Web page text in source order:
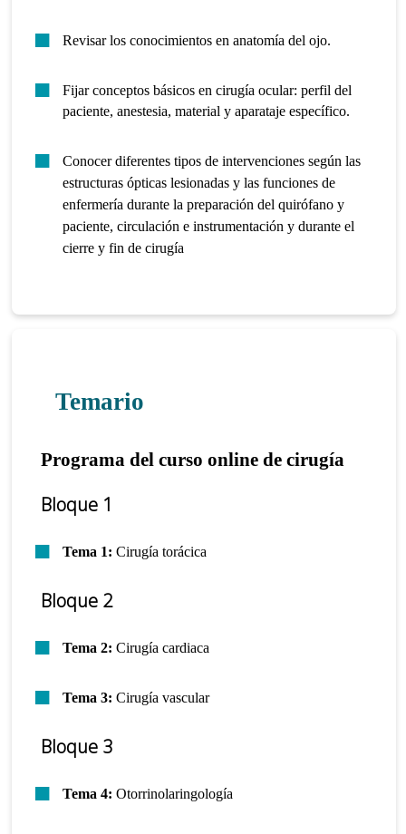
Revisar los conocimientos en anatomía del ojo.
Fijar conceptos básicos en cirugía ocular: perfil del
paciente, anestesia, material y aparataje específico.
Conocer diferentes tipos de intervenciones según las
estructuras ópticas lesionadas y las funciones de
enfermería durante la preparación del quirófano y
paciente, circulación e instrumentación y durante el
cierre y fin de cirugía
Temario
Programa del curso online de cirugía
Bloque 1
Tema 1: Cirugía torácica
Bloque 2
Tema 2: Cirugía cardiaca
Tema 3: Cirugía vascular
Bloque 3
Tema 4: Otorrinolaringología